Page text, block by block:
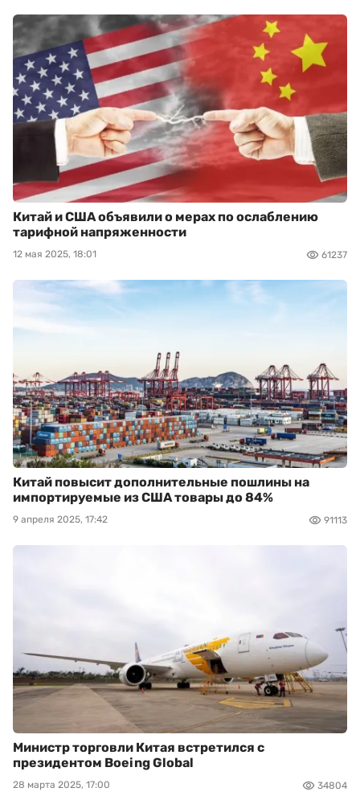
Китай и США объявили о мерах по ослаблению
тарифной напряженности
12 мая 2025, 18:01 61237
Китай повысит дополнительные пошлины на
импортируемые из США товары до 84%
9 апреля 2025, 17:42 91113
Министр торговли Китая встретился с
президентом Boeing Global
28 марта 2025, 17:00 34804